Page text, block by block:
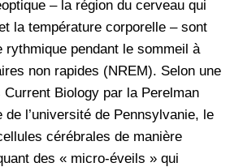
– la région du cerveau qui
la température corporelle – sont
rythmique pendant le sommeil à
non rapides (NREM). Selon une
Current Biology par la Perelman
de l’université de Pennsylvanie, le
cérébrales de manière
des « micro-éveils » qui